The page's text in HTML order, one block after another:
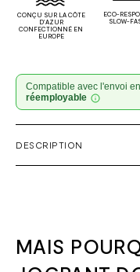
CONÇU SUR LA CÔTE
D'AZUR
CONFECTIONNÉ EN
EUROPE
ECO-
SLOW-
Compatible avec l'envoi en
réemployable
un
produit
DESCRIPTION
MAIS